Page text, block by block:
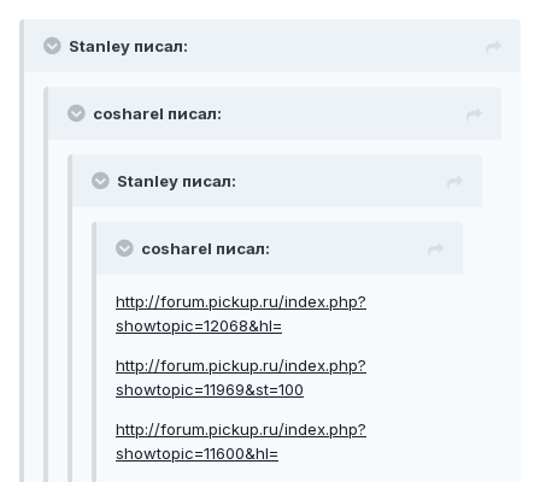
Stanley писал:
cosharel писал:
Stanley писал:
cosharel писал:
http://forum.pickup.ru/index.php?
showtopic=12068&hl=
http://forum.pickup.ru/index.php?
showtopic=11969&st=100
http://forum.pickup.ru/index.php?
showtopic=11600&hl=